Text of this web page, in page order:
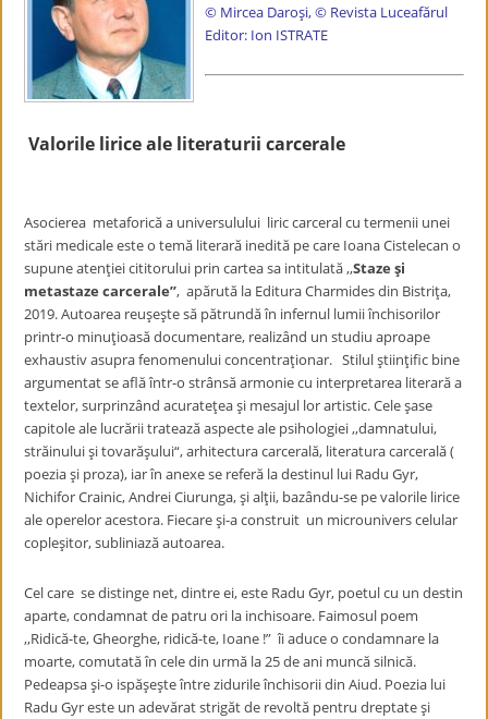
© Mircea Daroși, © Revista Luceafărul
Editor: Ion ISTRATE
Valorile lirice ale literaturii carcerale
Asocierea metaforică a universulului liric carceral cu termenii unei
stări medicale este o temă literară inedită pe care Ioana Cistelecan o
supune atenţiei cititorului prin cartea sa intitulată ,,Staze şi
metastaze carcerale’’, apărută la Editura Charmides din Bistriţa,
2019. Autoarea reuşeşte să pătrundă în infernul lumii închisorilor
printr-o minuţioasă documentare, realizând un studiu aproape
exhaustiv asupra fenomenului concentraţionar. Stilul ştiinţific bine
argumentat se află într-o strânsă armonie cu interpretarea literară a
textelor, surprinzând acurateţea şi mesajul lor artistic. Cele şase
capitole ale lucrării tratează aspecte ale psihologiei ,,damnatului,
străinului şi tovarăşului“, arhitectura carcerală, literatura carcerală (
poezia şi proza), iar în anexe se referă la destinul lui Radu Gyr,
Nichifor Crainic, Andrei Ciurunga, şi alţii, bazându-se pe valorile lirice
ale operelor acestora. Fiecare şi-a construit un microunivers celular
copleşitor, subliniază autoarea.
Cel care se distinge net, dintre ei, este Radu Gyr, poetul cu un destin
aparte, condamnat de patru ori la inchisoare. Faimosul poem
,,Ridică-te, Gheorghe, ridică-te, Ioane !” îi aduce o condamnare la
moarte, comutată în cele din urmă la 25 de ani muncă silnică.
Pedeapsa şi-o ispăşeşte între zidurile închisorii din Aiud. Poezia lui
Radu Gyr este un adevărat strigăt de revoltă pentru dreptate şi